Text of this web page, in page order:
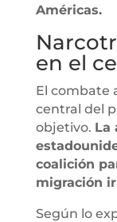
Américas.
en el
El combate
central del
objetivo. La
coalición
migración
Según lo